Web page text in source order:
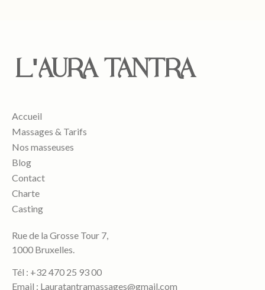
L'AURA TANTRA
Accueil
Massages & Tarifs
Nos masseuses
Blog
Contact
Charte
Casting
Rue de la Grosse Tour 7,
1000 Bruxelles.
Tél : +32 470 25 93 00
Email : Lauratantramassages@gmail.com